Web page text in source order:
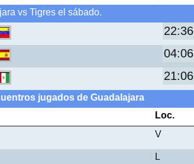
vs Tigres el sábado.
22:36
04:06
21:06
jugados de Guadalajara
Loc.
V
L